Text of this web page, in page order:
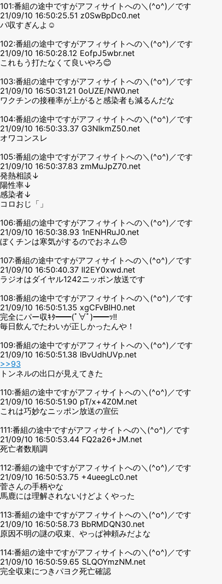
101:番組の途中ですがアフィサイトへの＼(^o^)／です
21/09/10 16:50:25.51 z0SwBpDc0.net
パ収すぎんよ☺
102:番組の途中ですがアフィサイトへの＼(^o^)／です
21/09/10 16:50:28.12 EofpJ5wbr.net
これもう打たなくて良いやろ😊
103:番組の途中ですがアフィサイトへの＼(^o^)／です
21/09/10 16:50:31.21 0oUZE/NW0.net
ワクチンの接種率が上がると感染者も減るんだな
104:番組の途中ですがアフィサイトへの＼(^o^)／です
21/09/10 16:50:33.37 G3NIkmZ50.net
オワコンスレ
105:番組の途中ですがアフィサイトへの＼(^o^)／です
21/09/10 16:50:37.83 zmMuJpZ70.net
発熱相談↓
陽性率↓
感染者↓
コロおじ「」
106:番組の途中ですがアフィサイトへの＼(^o^)／です
21/09/10 16:50:38.93 1nENHRuJ0.net
ぼくチンは寒気がするのでおネム😞
107:番組の途中ですがアフィサイトへの＼(^o^)／です
21/09/10 16:50:40.37 II2EY0xwd.net
ラジオはダイヤル1242ニッポン放送です
108:番組の途中ですがアフィサイトへの＼(^o^)／です
21/09/10 16:50:51.35 xgCFvBIH0.net
完全にパー収ｷﾀ━━(ﾟ∀ﾟ)━━ｯ!!
毎日飲んでたわいが正しかったんや！
109:番組の途中ですがアフィサイトへの＼(^o^)／です
21/09/10 16:50:51.38 IBvUdhUVp.net
>>93
トンネルの出口が見えてきた
110:番組の途中ですがアフィサイトへの＼(^o^)／です
21/09/10 16:50:51.90 pT/x+4Z0M.net
これは巧妙なニッポン放送の宣伝
111:番組の途中ですがアフィサイトへの＼(^o^)／です
21/09/10 16:50:53.44 FQ2a26+JM.net
死亡者数順調
112:番組の途中ですがアフィサイトへの＼(^o^)／です
21/09/10 16:50:53.75 +4ueegLc0.net
菅さんの手柄やな
馬鹿には理解されないけどよくやった
113:番組の途中ですがアフィサイトへの＼(^o^)／です
21/09/10 16:50:58.73 BbRMDQN30.net
原因不明の謎の収束、やっぱ神頼みだよな
114:番組の途中ですがアフィサイトへの＼(^o^)／です
21/09/10 16:50:59.65 SLQOYmzNM.net
完全収束につきパヨク死亡確認